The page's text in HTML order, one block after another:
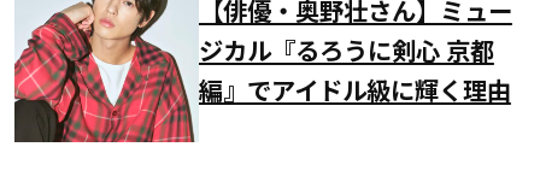
【俳優・奥野壮さん】ミュー
ジカル『るろうに剣心 京都
編』でアイドル級に輝く理由